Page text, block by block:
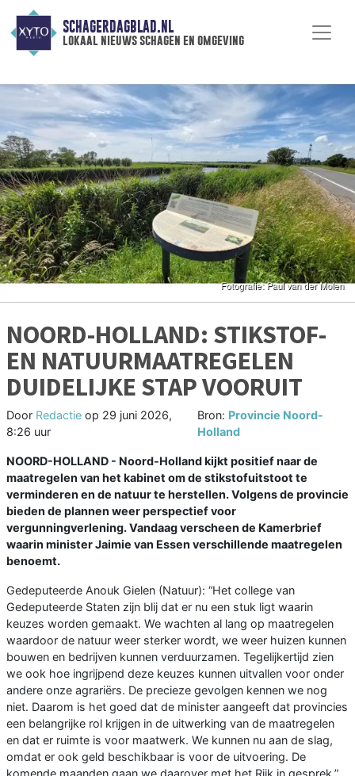
SCHAGERDAGBLAD.NL
lokaal nieuws schagen en omgeving
NOORD-HOLLAND: STIKSTOF-
EN NATUURMAATREGELEN
DUIDELIJKE STAP VOORUIT
Door Redactie op 29 juni 2026,
8:26 uur
Bron: Provincie Noord-
Holland
NOORD-HOLLAND - Noord-Holland kijkt positief naar de
maatregelen van het kabinet om de stikstofuitstoot te
verminderen en de natuur te herstellen. Volgens de provincie
bieden de plannen weer perspectief voor
vergunningverlening. Vandaag verscheen de Kamerbrief
waarin minister Jaimie van Essen verschillende maatregelen
benoemt.
Gedeputeerde Anouk Gielen (Natuur): “Het college van
Gedeputeerde Staten zijn blij dat er nu een stuk ligt waarin
keuzes worden gemaakt. We wachten al lang op maatregelen
waardoor de natuur weer sterker wordt, we weer huizen kunnen
bouwen en bedrijven kunnen verduurzamen. Tegelijkertijd zien
we ook hoe ingrijpend deze keuzes kunnen uitvallen voor onder
andere onze agrariërs. De precieze gevolgen kennen we nog
niet. Daarom is het goed dat de minister aangeeft dat provincies
een belangrijke rol krijgen in de uitwerking van de maatregelen
en dat er ruimte is voor maatwerk. We kunnen nu aan de slag,
omdat er ook geld beschikbaar is voor de uitvoering. De
komende maanden gaan we daarover met het Rijk in gesprek.”